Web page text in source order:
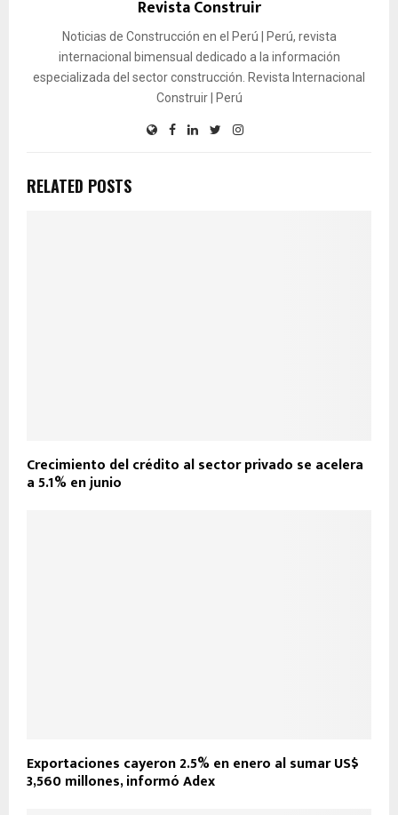
Revista Construir
Noticias de Construcción en el Perú | Perú, revista
internacional bimensual dedicado a la información
especializada del sector construcción. Revista Internacional
Construir | Perú
RELATED POSTS
Crecimiento del crédito al sector privado se acelera
a 5.1% en junio
Exportaciones cayeron 2.5% en enero al sumar US$
3,560 millones, informó Adex